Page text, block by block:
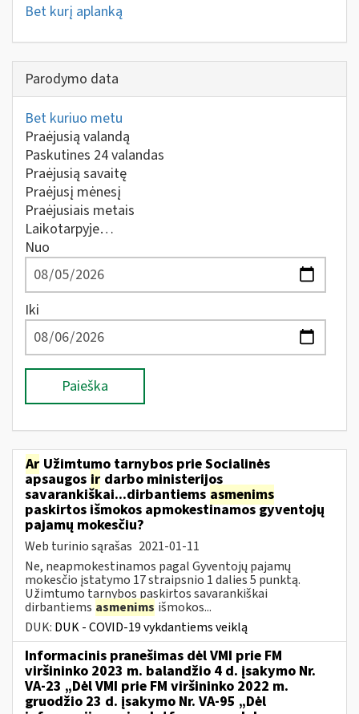
Bet kurį aplanką
Parodymo data
Bet kuriuo metu
Praėjusią valandą
Paskutines 24 valandas
Praėjusią savaitę
Praėjusį mėnesį
Praėjusiais metais
Laikotarpyje…
Nuo
Iki
Paieška
Ar Užimtumo tarnybos prie Socialinės
apsaugos ir darbo ministerijos
savarankiškai...dirbantiems asmenims
paskirtos išmokos apmokestinamos gyventojų
pajamų mokesčiu?
Web turinio sąrašas 2021-01-11
Ne, neapmokestinamos pagal Gyventojų pajamų
mokesčio įstatymo 17 straipsnio 1 dalies 5 punktą.
Užimtumo tarnybos paskirtos savarankiškai
dirbantiems asmenims išmokos...
DUK: DUK - COVID-19 vykdantiems veiklą
Informacinis pranešimas dėl VMI prie FM
viršininko 2023 m. balandžio 4 d. įsakymo Nr.
VA-23 „Dėl VMI prie FM viršininko 2022 m.
gruodžio 23 d. įsakymo Nr. VA-95 „Dėl